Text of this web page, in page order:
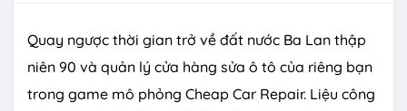
Quay ngược thời gian trở về đất nước Ba Lan thập
niên 90 và quản lý cửa hàng sửa ô tô của riêng bạn
trong game mô phỏng Cheap Car Repair. Liệu công